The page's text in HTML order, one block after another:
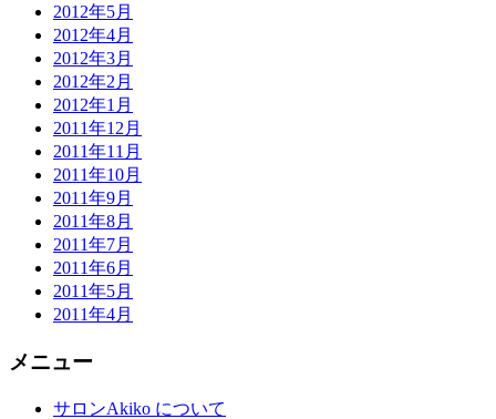
2012年5月
2012年4月
2012年3月
2012年2月
2012年1月
2011年12月
2011年11月
2011年10月
2011年9月
2011年8月
2011年7月
2011年6月
2011年5月
2011年4月
メニュー
サロンAkiko について